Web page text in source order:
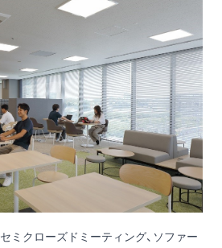
ミクローズドミーティング、ソファー